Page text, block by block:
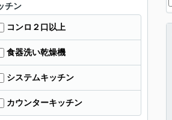
チン
コンロ２口以上
食器洗い乾燥機
システムキッチン
カウンターキッチン